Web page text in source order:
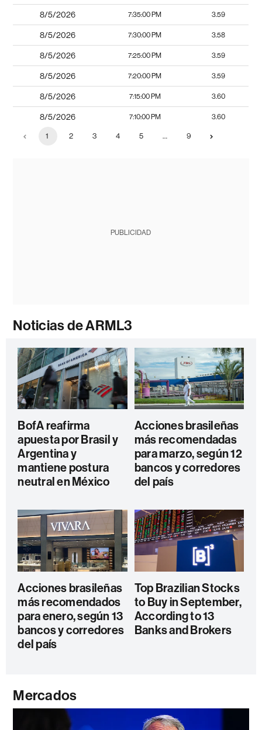
8/5/2026 7:35:00 PM 3.59
8/5/2026 7:30:00 PM 3.58
8/5/2026 7:25:00 PM 3.59
8/5/2026 7:20:00 PM 3.59
8/5/2026 7:15:00 PM 3.60
8/5/2026 7:10:00 PM 3.60
1 2 3 4 5 … 9
PUBLICIDAD
Noticias de ARML3
BofA reafirma
apuesta por Brasil y
Argentina y
mantiene postura
neutral en México
Acciones brasileñas
más recomendadas
para marzo, según 12
bancos y corredores
del país
Acciones brasileñas
más recomendados
para enero, según 13
bancos y corredores
del país
Top Brazilian Stocks
to Buy in September,
According to 13
Banks and Brokers
Mercados